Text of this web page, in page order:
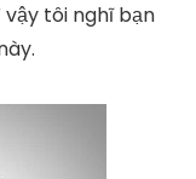
tôi nghĩ bạn